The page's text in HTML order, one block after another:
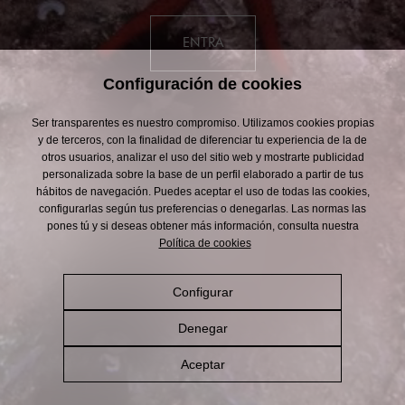
ENTRA
01
Política de Redes Sociales
Política cookies
Damm
Es Cat En
Configuración de cookies
Ser transparentes es nuestro compromiso. Utilizamos cookies propias
y de terceros, con la finalidad de diferenciar tu experiencia de la de
otros usuarios, analizar el uso del sitio web y mostrarte publicidad
personalizada sobre la base de un perfil elaborado a partir de tus
hábitos de navegación. Puedes aceptar el uso de todas las cookies,
configurarlas según tus preferencias o denegarlas. Las normas las
pones tú y si deseas obtener más información, consulta nuestra
Política de cookies
Configurar
Denegar
Aceptar